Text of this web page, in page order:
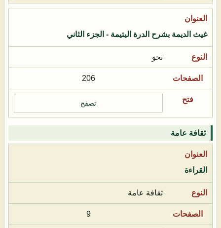
غيث الديمة بشرح الدرة اليتيمة - الجزء الثاني
نحو
206
تصفح
ثقافة عامة
القراءة
ثقافة عامة
9